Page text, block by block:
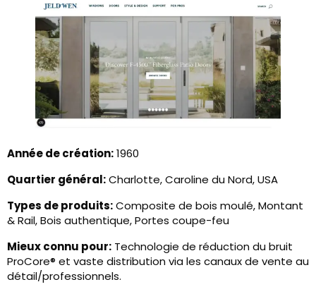
Année de création:1960
Quartier général:Charlotte, Caroline du Nord, USA
Types de produits:Composite de bois moulé, Montant
& Rail, Bois authentique, Portes coupe-feu
Mieux connu pour: Technologie de réduction du bruit
ProCore® et vaste distribution via les canaux de vente au
détail/professionnels.